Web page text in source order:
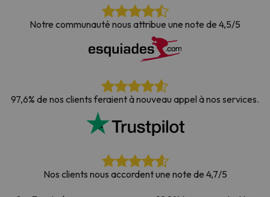
Notre communauté nous attribue une note de 4,5/5
97,6% de nos clients feraient à nouveau appel à nos services.
Nos clients nous accordent une note de 4,7/5